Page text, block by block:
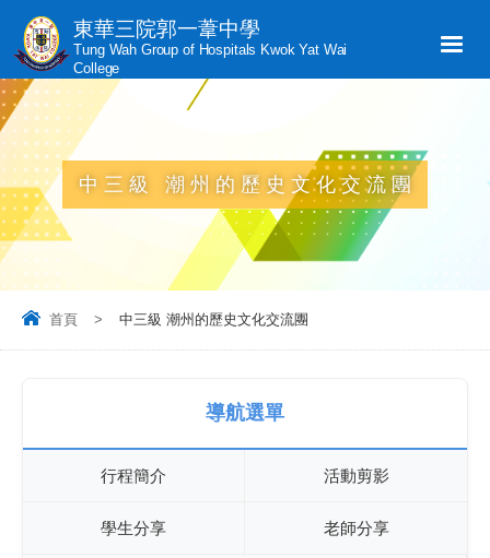
東華三院郭一葦中學
Tung Wah Group of Hospitals Kwok Yat Wai
College
中三級 潮州的歷史文化交流團
首頁 > 中三級 潮州的歷史文化交流團
導航選單
行程簡介 活動剪影
學生分享 老師分享